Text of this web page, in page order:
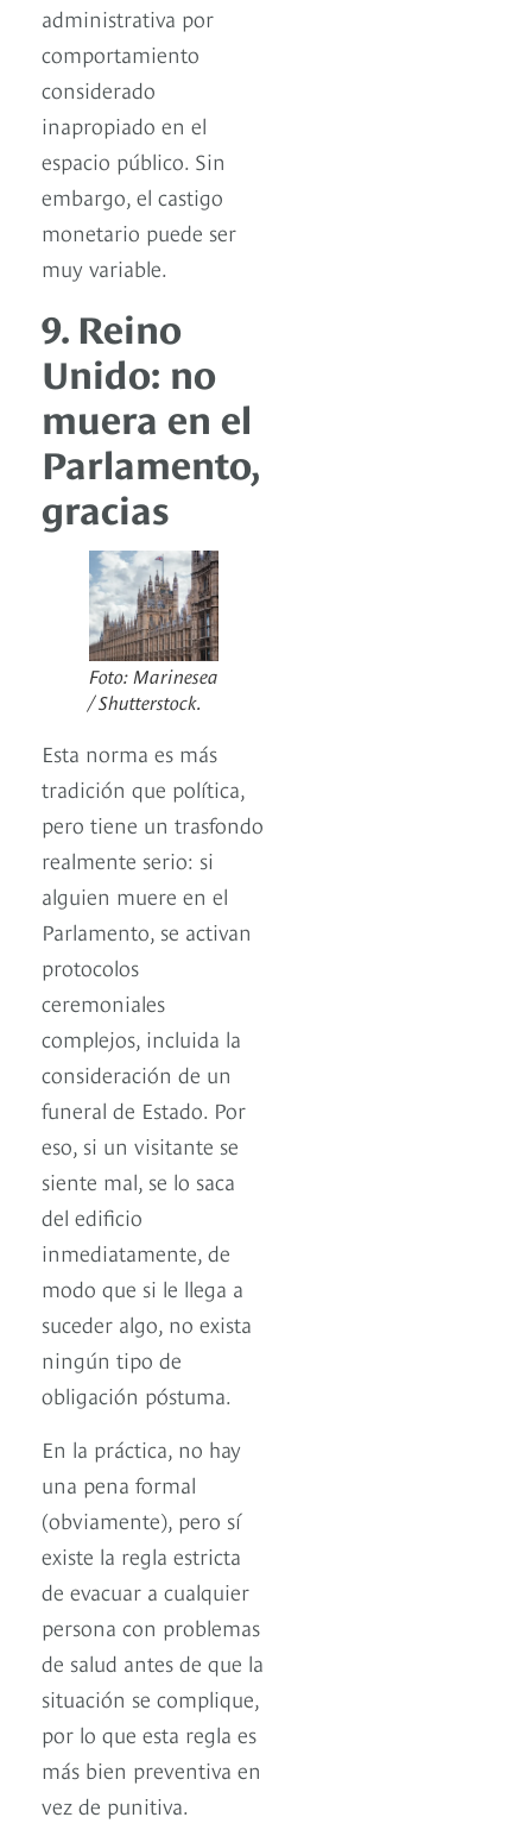
administrativa por
comportamiento
considerado
inapropiado en el
espacio público. Sin
embargo, el castigo
monetario puede ser
muy variable.
9. Reino
Unido: no
muera en el
Parlamento,
gracias
Foto: Marinesea
/ Shutterstock.
Esta norma es más
tradición que política,
pero tiene un trasfondo
realmente serio: si
alguien muere en el
Parlamento, se activan
protocolos
ceremoniales
complejos, incluida la
consideración de un
funeral de Estado. Por
eso, si un visitante se
siente mal, se lo saca
del edificio
inmediatamente, de
modo que si le llega a
suceder algo, no exista
ningún tipo de
obligación póstuma.
En la práctica, no hay
una pena formal
(obviamente), pero sí
existe la regla estricta
de evacuar a cualquier
persona con problemas
de salud antes de que la
situación se complique,
por lo que esta regla es
más bien preventiva en
vez de punitiva.